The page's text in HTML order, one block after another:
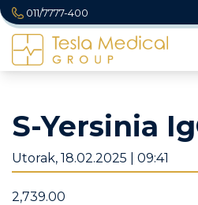
011/7777-400
S-Yersinia
Utorak, 18.02.2025 | 09:41
2,739.00